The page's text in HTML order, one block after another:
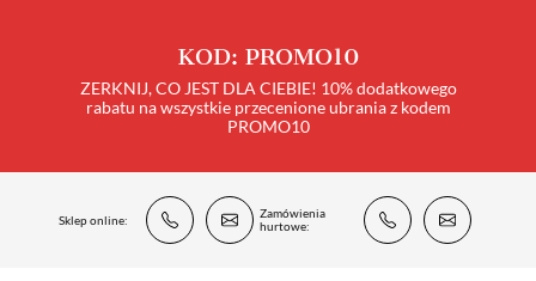
KOD: PROMO10
ZERKNIJ, CO JEST DLA CIEBIE! 10% dodatkowego
rabatu na wszystkie przecenione ubrania z kodem
PROMO10
Sklep online:
Zamówienia
hurtowe: